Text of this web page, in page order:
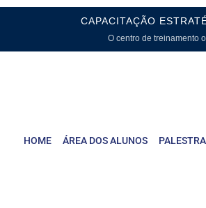
CAPACITAÇÃO
O centro de treinamento
HOME ÁREA DOS ALUNOS